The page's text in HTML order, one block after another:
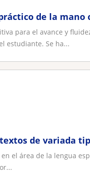
de la mano
para el avance y
estudiante. Se ha...
de variada
el área de la lengua